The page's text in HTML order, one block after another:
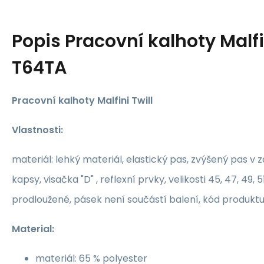
Popis Pracovní kalhoty
T64TA
Pracovní kalhoty Malfini Twill
Vlastnosti:
materiál: lehký materiál, elastický pas, zvýšený pas v
kapsy, visačka "D" , reflexní prvky, velikosti 45, 47, 49,
prodloužené, pásek není součástí balení, kód
Material:
materiál: 65 % polyester